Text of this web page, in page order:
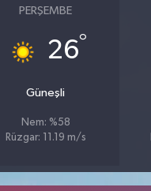
PERŞEMBE
26°
Güneşli
Nem: %58
Rüzgar: 11.19 m/s